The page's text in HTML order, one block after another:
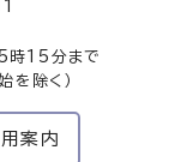
時15分まで
を除く）
案内